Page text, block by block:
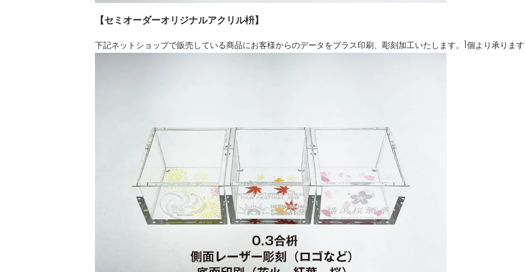
【セミオーダーオリジナルアクリル枡】
下記ネットショップで販売している商品にお客様からのデータをプラス印刷、彫刻加工いたします。1個より承りま